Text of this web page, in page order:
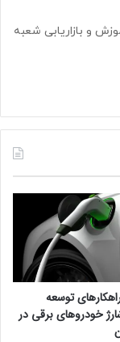
و بازاریابی شعبه
توسعه
خودروهای برقی در